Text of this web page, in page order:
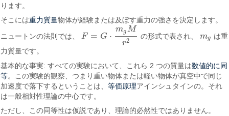
ります。
そこには重力質量物体が経験または及ぼす重力の強さを決定します。
ニュートンの法則では、 F = G ⋅
mgM
r2
F= G⋅ mg M r2 の形式で表され、 mg
mg は重
力質量です。
基本的な事実: すべての実験において、これら 2 つの質量は数値的に同
等。この実験的観察、つまり重い物体または軽い物体が真空中で同じ
加速度で落下するということは、等価原理アインシュタインの。それ
は一般相対性理論の中心です。
ただし、この同等性は仮説であり、理論的必然性ではありません。